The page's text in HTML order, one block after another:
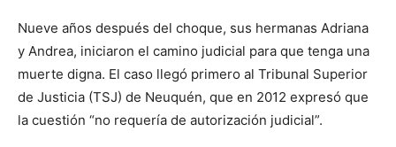
Nueve años después del choque, sus hermanas Adriana
y Andrea, iniciaron el camino judicial para que tenga una
muerte digna. El caso llegó primero al Tribunal Superior
de Justicia (TSJ) de Neuquén, que en 2012 expresó que
la cuestión “no requería de autorización judicial”.